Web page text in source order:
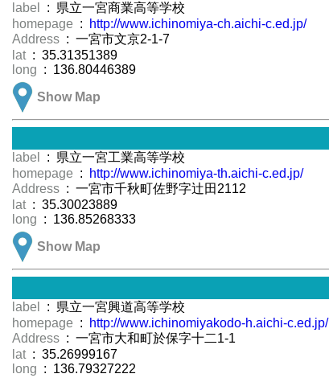
label
: 県立一宮商業高等学校
homepage :
http://www.ichinomiya-ch.aichi-c.ed.jp/
Address : 一宮市文京2-1-7
lat : 35.31351389
long : 136.80446389
Show Map
label
: 県立一宮工業高等学校
homepage :
http://www.ichinomiya-th.aichi-c.ed.jp/
Address : 一宮市千秋町佐野字辻田2112
lat : 35.30023889
long : 136.85268333
Show Map
label
: 県立一宮興道高等学校
homepage :
http://www.ichinomiyakodo-h.aichi-c.ed.jp/
Address : 一宮市大和町於保字十二1-1
lat : 35.26999167
long : 136.79327222